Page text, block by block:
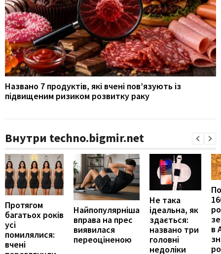
Названо 7 продуктів, які вчені пов’язують із
підвищеним ризиком розвитку раку
Внутри techno.bigmir.net
Протягом
багатьох років
усі
помилялися:
вчені
Найпопулярніша
вправа на прес
виявилася
переоціненою
Не така
ідеальна, як
здається:
названо три
головні
недоліки
в